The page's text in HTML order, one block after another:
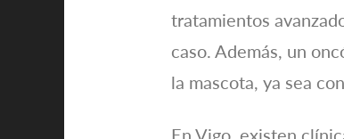
tratamientos
caso. Además, un
la mascota, ya sea
En Vigo, existen